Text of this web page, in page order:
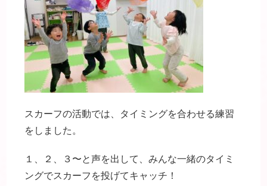
スカーフの活動では、タイミングを合わせる練習
をしました。
１、２、３〜と声を出して、みんな一緒のタイミ
ングでスカーフを投げてキャッチ！